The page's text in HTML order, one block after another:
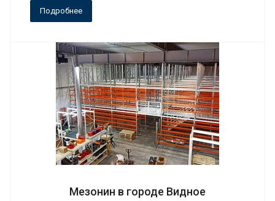
Подробнее
Мезонин в городе Видное